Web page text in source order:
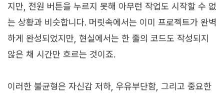
지만, 전원 버튼을 누르지 못해 아무런 작업도 시작할 수 없
는 상황과 비슷합니다. 머릿속에서는 이미 프로젝트가 완벽
하게 완성되었지만, 현실에서는 한 줄의 코드도 작성되지
않은 채 시간만 흐르는 것이죠.
이러한 불균형은 자신감 저하, 우유부단함, 그리고 중요한